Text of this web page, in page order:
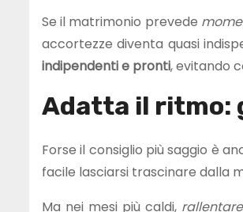
Se il matrimonio prevede
accortezze diventa quasi
indipendenti e pronti, evitando
Adatta il ritmo:
Forse il consiglio più saggio è
facile lasciarsi trascinare dalla
Ma nei mesi più caldi,